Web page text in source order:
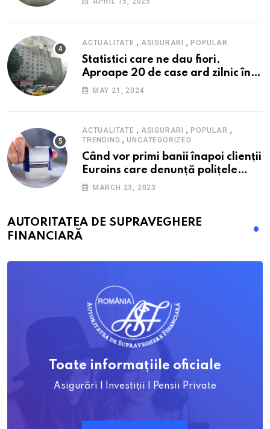
ACTUALITATE , ASIGURARI ,POPULAR
Statistici care ne dau fiori.
Aproape 20 de case ard zilnic în
România, iar pagubele au
nici 40 de lei pe lună
MAY 21, 2024
ACTUALITATE , ASIGURARI ,POPULAR ,
TRENDING ,UNCATEGORIZED
Când vor primi banii înapoi clienții
Euroins care denunță polițele
RCA? Toți pașii și toate termenele
MARCH 23, 2023
AUTORITATEA DE SUPRAVEGHERE
FINANCIARĂ
Toate informațiile oficiale
Asigurări | Investiții | Pensii Private